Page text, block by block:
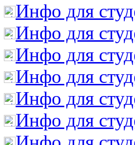
Инфо для
Инфо для
Инфо для
Инфо для
Инфо для
Инфо для